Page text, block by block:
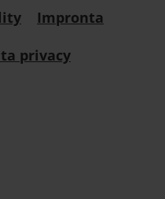
Impronta
privacy